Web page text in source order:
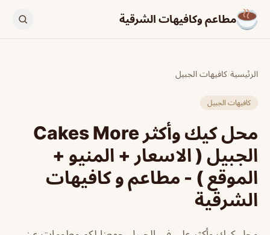
مطاعم وكافيهات الشرقية
الرئيسية/كافيهات الجبيل
كافيهات الجبيل
محل كيك وأكثر Cakes More
الجبيل ( الاسعار + المنيو +
الموقع ) - مطاعم و كافيهات
الشرقية